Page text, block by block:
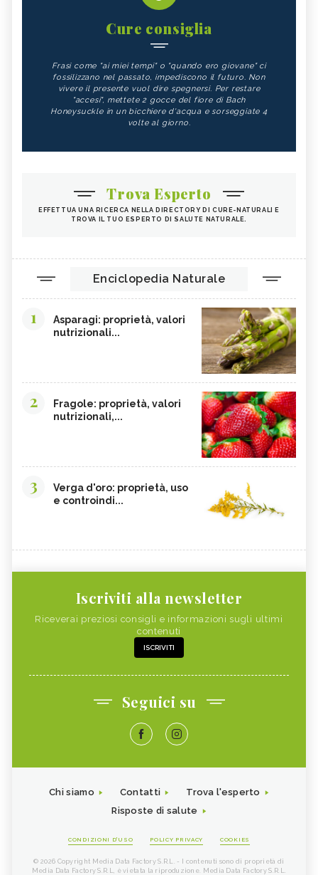
Cure consiglia
Frasi come "ai miei tempi" o "quando ero giovane" ci
fossilizzano nel passato, impediscono il futuro. Non
vivere il presente vuol dire spegnersi. Per restare
"accesi", mettete 2 gocce del fiore di Bach
Honeysuckle in un bicchiere d'acqua e sorseggiate 4
volte al giorno.
Trova Esperto
EFFETTUA UNA RICERCA NELLA DIRECTORY DI CURE-NATURALI E
TROVA IL TUO ESPERTO DI SALUTE NATURALE.
Enciclopedia Naturale
1
Asparagi: proprietà, valori
nutrizionali...
2
Fragole: proprietà, valori
nutrizionali,...
3
Verga d'oro: proprietà, uso
e controindi...
Iscriviti alla newsletter
Riceverai preziosi consigli e informazioni sugli ultimi
contenuti
ISCRIVITI
Seguici su
Chi siamo Contatti
Trova l'esperto
Risposte di salute
CONDIZIONI D'USO POLICY PRIVACY COOKIES
© 2026 Copyright Media Data Factory S.R.L. - I contenuti sono di proprietà di
Media Data Factory S.R.L, è vietata la riproduzione. Media Data Factory S.R.L.